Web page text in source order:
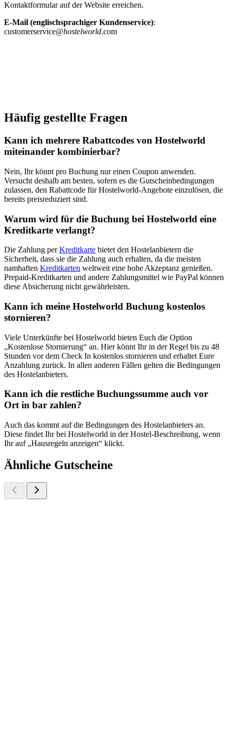
Kontaktformular auf der Website erreichen.
E-Mail (englischsprachiger Kundenservice):
customerservice@hostelworld.com
Häufig gestellte Fragen
Kann ich mehrere Rabattcodes von Hostelworld
miteinander kombinierbar?
Nein, Ihr könnt pro Buchung nur einen Coupon anwenden.
Versucht deshalb am besten, sofern es die Gutscheinbedingungen
zulassen, den Rabattcode für Hostelworld-Angebote einzulösen, die
bereits preisreduziert sind.
Warum wird für die Buchung bei Hostelworld eine
Kreditkarte verlangt?
Die Zahlung perKreditkarte bietet den Hostelanbietern die
Sicherheit, dass sie die Zahlung auch erhalten, da die meisten
namhaften Kreditkarten weltweit eine hohe Akzeptanz genießen.
Prepaid-Kreditkarten und andere Zahlungsmittel wie PayPal können
diese Absicherung nicht gewährleisten.
Kann ich meine Hostelworld Buchung kostenlos
stornieren?
Viele Unterkünfte bei Hostelworld bieten Euch die Option
„Kostenlose Stornierung“ an. Hier könnt Ihr in der Regel bis zu 48
Stunden vor dem Check In kostenlos stornieren und erhaltet Eure
Anzahlung zurück. In allen anderen Fällen gelten die Bedingungen
des Hostelanbieters.
Kann ich die restliche Buchungssumme auch vor
Ort in bar zahlen?
Auch das kommt auf die Bedingungen des Hostelanbieters an.
Diese findet Ihr bei Hostelworld in der Hostel-Beschreibung, wenn
Ihr auf „Hausregeln anzeigen“ klickt.
Ähnliche Gutscheine